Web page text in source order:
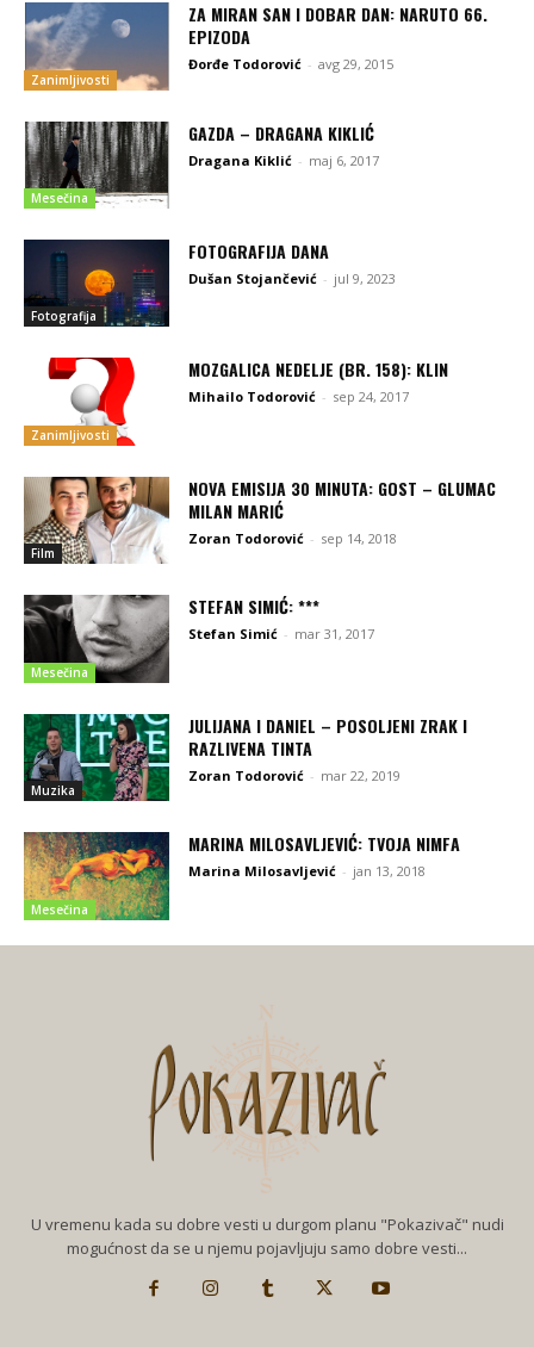
Zanimljivosti
ZA MIRAN SAN I DOBAR DAN: NARUTO 66.
EPIZODA
Đorđe Todorović - avg 29, 2015
Mesečina
GAZDA – DRAGANA KIKLIĆ
Dragana Kiklić - maj 6, 2017
Fotografija
FOTOGRAFIJA DANA
Dušan Stojančević - jul 9, 2023
Zanimljivosti
MOZGALICA NEDELJE (BR. 158): KLIN
Mihailo Todorović - sep 24, 2017
Film
NOVA EMISIJA 30 MINUTA: GOST – GLUMAC
MILAN MARIĆ
Zoran Todorović - sep 14, 2018
Mesečina
STEFAN SIMIĆ: ***
Stefan Simić - mar 31, 2017
Muzika
JULIJANA I DANIEL – POSOLJENI ZRAK I
RAZLIVENA TINTA
Zoran Todorović - mar 22, 2019
Mesečina
MARINA MILOSAVLJEVIĆ: TVOJA NIMFA
Marina Milosavljević - jan 13, 2018
U vremenu kada su dobre vesti u durgom planu "Pokazivač" nudi
mogućnost da se u njemu pojavljuju samo dobre vesti...